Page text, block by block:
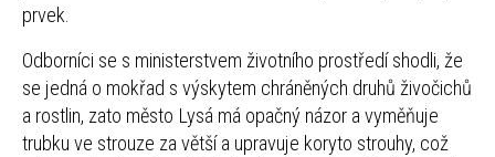
prvek.
Odborníci se s ministerstvem životního prostředí shodli, že
se jedná o mokřad s výskytem chráněných druhů živočichů
a rostlin, zato město Lysá má opačný názor a vyměňuje
trubku ve strouze za větší a upravuje koryto strouhy, což